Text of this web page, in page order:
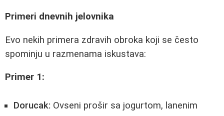
Primeri dnevnih jelovnika
Evo nekih primera zdravih obroka koji se često
spominju u razmenama iskustava:
Primer 1:
Dorucak: Ovseni prošir sa jogurtom, lanenim